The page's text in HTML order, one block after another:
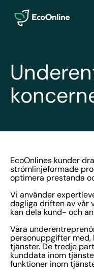
EcoOnline
EcoOnlines kunder
strömlinjeformade
optimera prestanda
Vi använder
dagliga driften av vår
kan dela kund- och
Våra
personuppgifter
tjänster. De tredje
kunddata inom
funktioner inom